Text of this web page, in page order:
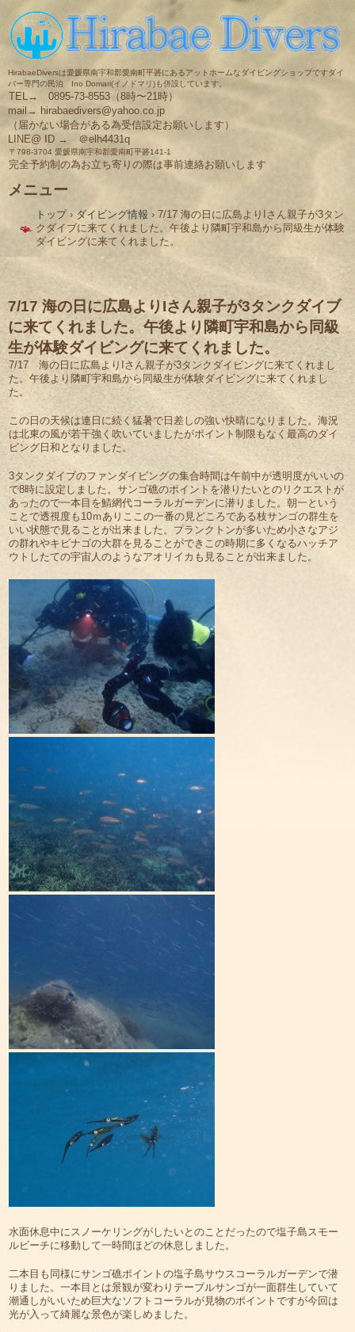
HirabaeDiversは愛媛県南宇和郡愛南町平碆にあるアットホームなダイビングショップですダイ
バー専門の民泊 Ino Domari(イノドマリ)も併設しています。
TEL→ 0895-73-8553（8時〜21時）
mail→ hirabaedivers@yahoo.co.jp
（届かない場合がある為受信設定お願いします）
LINE@ ID → ＠elh4431q
〒798-3704 愛媛県南宇和郡愛南町平碆141-1
完全予約制の為お立ち寄りの際は事前連絡お願いします
メニュー
ツ
キ
ッ
プ
トップ › ダイビング情報 › 7/17 海の日に広島よりIさん親子が3タン
クダイブに来てくれました。午後より隣町宇和島から同級生が体験
ダイビングに来てくれました。
7/17 海の日に広島よりIさん親子が3タンクダイブ
に来てくれました。午後より隣町宇和島から同級
生が体験ダイビングに来てくれました。
7/17 海の日に広島よりIさん親子が3タンクダイビングに来てくれまし
た。午後より隣町宇和島から同級生が体験ダイビングに来てくれまし
た。
この日の天候は連日に続く猛暑で日差しの強い快晴になりました。海況
は北東の風が若干強く吹いていましたがポイント制限もなく最高のダイ
ビング日和となりました。
3タンクダイブのファンダイビングの集合時間は午前中が透明度がいいの
で8時に設定しました。サンゴ礁のポイントを潜りたいとのリクエストが
あったので一本目を鯖網代コーラルガーデンに潜りました。朝一という
ことで透視度も10ｍありここの一番の見どころである枝サンゴの群生を
いい状態で見ることが出来ました。プランクトンが多いため小さなアジ
の群れやキビナゴの大群を見ることができこの時期に多くなるハッチア
ウトしたての宇宙人のようなアオリイカも見ることが出来ました。
水面休息中にスノーケリングがしたいとのことだったので塩子島スモー
ルビーチに移動して一時間ほどの休息しました。
二本目も同様にサンゴ礁ポイントの塩子島サウスコーラルガーデンで潜
りました。一本目とは景観が変わりテーブルサンゴが一面群生していて
潮通しがいいため巨大なソフトコーラルが見物のポイントですが今回は
光が入って綺麗な景色が楽しめました。